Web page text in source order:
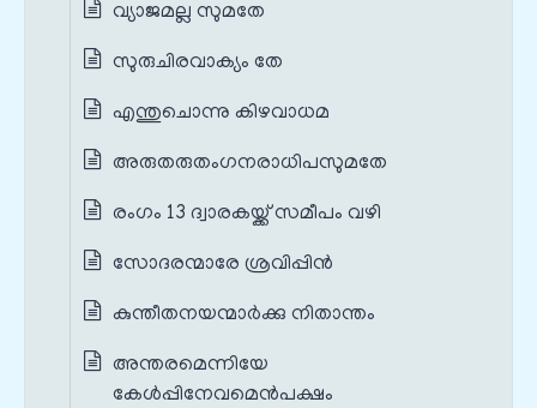
വ്യാജമല്ല സുമതേ
സുരുചിരവാക്യം തേ
എന്തുചൊന്നു കിഴവാധമ
അരുതരുതംഗനരാധിപസുമതേ
രംഗം 13 ദ്വാരകയ്ക്ക് സമീപം വഴി
സോദരന്മാരേ ശ്രവിപ്പിൻ
കുന്തീതനയന്മാർക്കു നിതാന്തം
അന്തരമെന്നിയേ
കേൾപ്പിനേവമെൻപക്ഷം